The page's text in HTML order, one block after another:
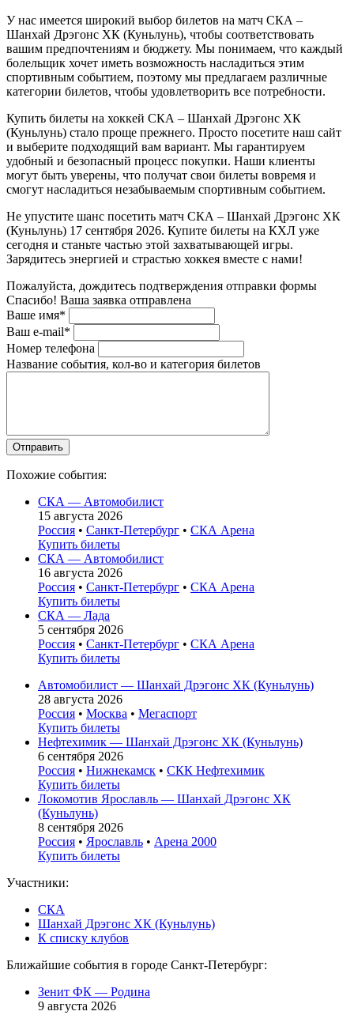
У нас имеется широкий выбор билетов на матч СКА –
Шанхай Дрэгонс ХК (Куньлунь), чтобы соответствовать
вашим предпочтениям и бюджету. Мы понимаем, что каждый
болельщик хочет иметь возможность насладиться этим
спортивным событием, поэтому мы предлагаем различные
категории билетов, чтобы удовлетворить все потребности.
Купить билеты на хоккей СКА – Шанхай Дрэгонс ХК
(Куньлунь) стало проще прежнего. Просто посетите наш сайт
и выберите подходящий вам вариант. Мы гарантируем
удобный и безопасный процесс покупки. Наши клиенты
могут быть уверены, что получат свои билеты вовремя и
смогут насладиться незабываемым спортивным событием.
Не упустите шанс посетить матч СКА – Шанхай Дрэгонс ХК
(Куньлунь) 17 сентября 2026. Купите билеты на КХЛ уже
сегодня и станьте частью этой захватывающей игры.
Зарядитесь энергией и страстью хоккея вместе с нами!
Пожалуйста, дождитесь подтверждения отправки формы
Спасибо! Ваша заявка отправлена
Ваше имя*
Ваш e-mail*
Номер телефона
Название события, кол-во и категория билетов
Похожие события:
СКА — Автомобилист
15 августа 2026
Россия • Санкт-Петербург • СКА Арена
Купить билеты
СКА — Автомобилист
16 августа 2026
Россия • Санкт-Петербург • СКА Арена
Купить билеты
СКА — Лада
5 сентября 2026
Россия • Санкт-Петербург • СКА Арена
Купить билеты
Автомобилист — Шанхай Дрэгонс ХК (Куньлунь)
28 августа 2026
Россия • Москва • Мегаспорт
Купить билеты
Нефтехимик — Шанхай Дрэгонс ХК (Куньлунь)
6 сентября 2026
Россия • Нижнекамск • СКК Нефтехимик
Купить билеты
Локомотив Ярославль — Шанхай Дрэгонс ХК
(Куньлунь)
8 сентября 2026
Россия • Ярославль • Арена 2000
Купить билеты
Участники:
СКА
Шанхай Дрэгонс ХК (Куньлунь)
К списку клубов
Ближайшие события в городе Санкт-Петербург:
Зенит ФК — Родина
9 августа 2026